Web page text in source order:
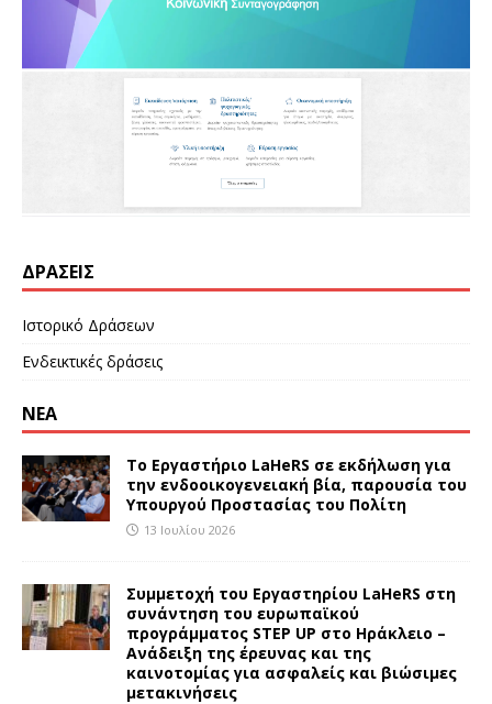
ΔΡΆΣΕΙΣ
Ιστορικό Δράσεων
Ενδεικτικές δράσεις
ΝΕΑ
Το Εργαστήριο LaHeRS σε εκδήλωση για
την ενδοοικογενειακή βία, παρουσία του
Υπουργού Προστασίας του Πολίτη
13 Ιουλίου 2026
Συμμετοχή του Εργαστηρίου LaHeRS στη
συνάντηση του ευρωπαϊκού
προγράμματος STEP UP στο Ηράκλειο –
Ανάδειξη της έρευνας και της
καινοτομίας για ασφαλείς και βιώσιμες
μετακινήσεις